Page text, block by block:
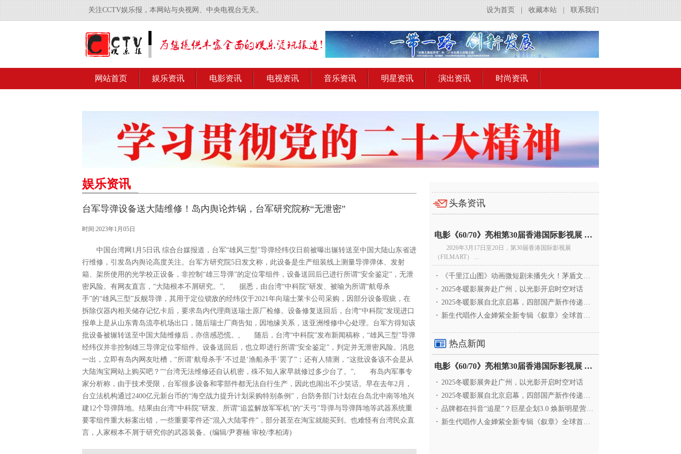
关注CCTV娱乐报，本网站与央视网、中央电视台无关。 联系我们
收藏本站
设为首页
网站首页 娱乐资讯 电影资讯 电视资讯 音乐资讯 明星资讯 演出资讯 时尚资讯
娱乐资讯
台军导弹设备送大陆维修！岛内舆论炸锅，台军研究院称“无泄密”
时间:2023年1月05日
中国台湾网1月5日讯 综合台媒报道，台军“雄风三型”导弹经纬仪日前被曝出辗转送至中国大陆山东省进
行维修，引发岛内舆论高度关注。台军方研究院5日发文称，此设备是生产组装线上测量导弹弹体、发射
箱、架所使用的光学校正设备，非控制“雄三导弹”的定位零组件，设备送回后已进行所谓“安全鉴定”，无泄
密风险。有网友直言，“大陆根本不屑研究。”, 据悉，由台湾“中科院”研发、被喻为所谓“航母杀
手”的“雄风三型”反舰导弹，其用于定位锁敌的经纬仪于2021年向瑞士莱卡公司采购，因部分设备瑕疵，在
拆除仪器内相关储存记忆卡后，要求岛内代理商送瑞士原厂检修。设备修复送回后，台湾“中科院”发现进口
报单上是从山东青岛流亭机场出口，随后瑞士厂商告知，因地缘关系，送亚洲维修中心处理。台军方得知该
批设备被辗转送至中国大陆维修后，亦倍感恐慌。, 随后，台湾“中科院”发布新闻稿称，“雄风三型”导弹
经纬仪并非控制雄三导弹定位零组件。设备送回后，也立即进行所谓“安全鉴定”，判定并无泄密风险。消息
一出，立即有岛内网友吐槽，“所谓‘航母杀手’不过是‘渔船杀手’罢了”；还有人猜测，“这批设备该不会是从
大陆淘宝网站上购买吧？”“台湾无法维修还自认机密，殊不知人家早就修过多少台了。”, 有岛内军事专
家分析称，由于技术受限，台军很多设备和零部件都无法自行生产，因此也闹出不少笑话。早在去年2月，
台立法机构通过2400亿元新台币的“海空战力提升计划采购特别条例”，台防务部门计划在台岛北中南等地兴
建12个导弹阵地。结果由台湾“中科院”研发、所谓“追监解放军军机”的“天弓”导弹与导弹阵地等武器系统重
要零组件重大标案出错，一些重要零件还“混入大陆零件”，部分甚至在淘宝就能买到。也难怪有台湾民众直
言，人家根本不屑于研究你的武器装备。(编辑/尹赛楠 审校/李柏涛)
头条资讯
电影《60/70》亮相第30届香港国际影视展 冲刺戛纳备
2026年3月17日至20日，第30届香港国际影视展
（FILMART） ...
·
《千里江山图》动画微短剧未播先火！茅盾文学奖IP首
· 2025冬暖影展奔赴广州，以光影开启时空对话
· 2025冬暖影展自北京启幕，四部国产新作传递银幕温情
· 新生代唱作人金婵紫全新专辑《叙章》全球首发，颠覆
热点新闻
电影《60/70》亮相第30届香港国际影视展 冲刺戛纳备
· 2025冬暖影展奔赴广州，以光影开启时空对话
· 2025冬暖影展自北京启幕，四部国产新作传递银幕温情
· 品牌都在抖音“追星”？巨星企划3.0 焕新明星营销，让
· 新生代唱作人金婵紫全新专辑《叙章》全球首发，颠覆